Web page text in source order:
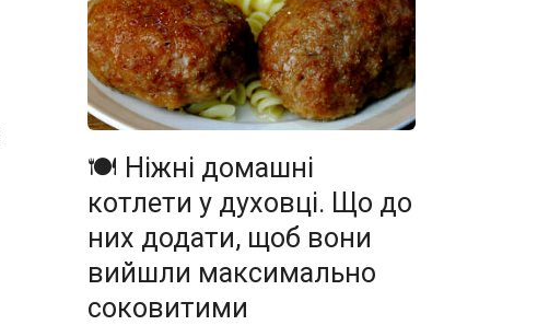
🍽️ Ніжні домашні
котлети у духовці. Що до
них додати, щоб вони
вийшли максимально
соковитими